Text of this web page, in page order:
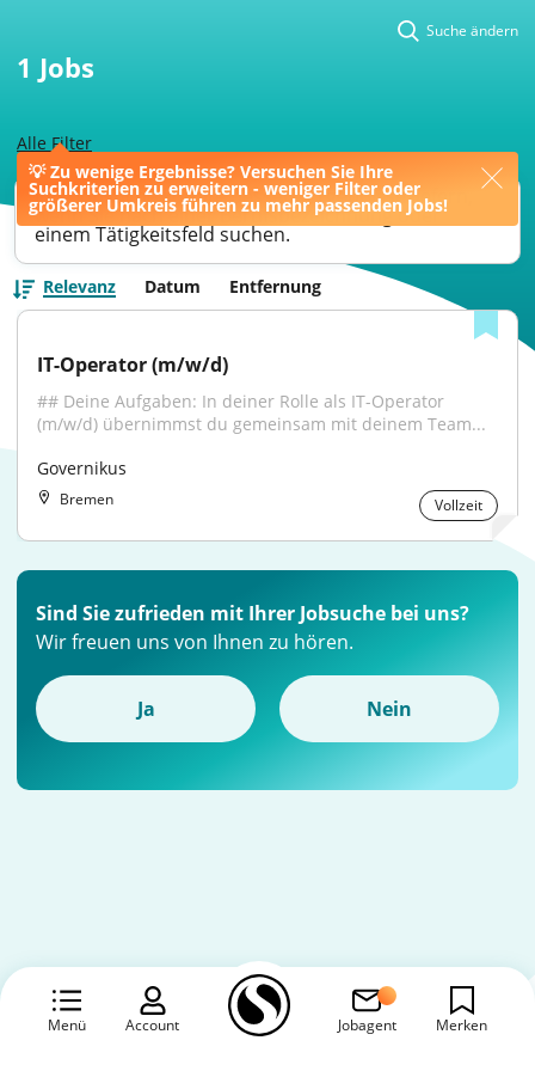
💡 Zu wenige Ergebnisse? Versuchen Sie Ihre
Suchkriterien zu erweitern - weniger Filter oder
größerer Umkreis führen zu mehr passenden Jobs!
Alle Filter
Suche ändern
1 Jobs
Ihre Jobsuche könnte bessere Ergebnisse liefern,
wenn Sie nach einer Berufsbezeichnung oder
einem Tätigkeitsfeld suchen.
Relevanz Datum Entfernung
IT-Operator (m/w/d)
## Deine Aufgaben: In deiner Rolle als IT-Operator
(m/w/d) übernimmst du gemeinsam mit deinem Team...
Governikus
Bremen Vollzeit
Menü Account Jobagent Merken
Sind Sie zufrieden mit Ihrer Jobsuche bei uns?
Wir freuen uns von Ihnen zu hören.
Ja Nein